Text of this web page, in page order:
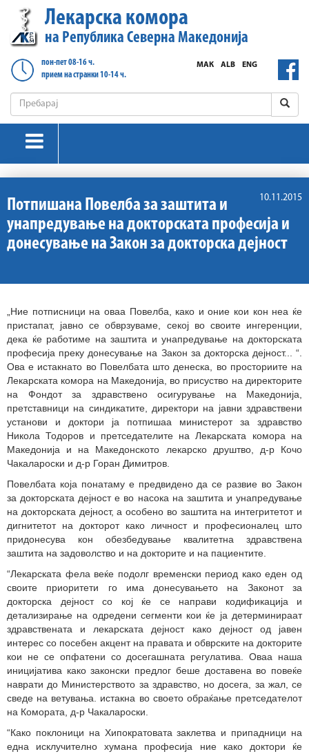
Лекарска комора
на Република Северна Македонија
пон-пет 08-16 ч.
прием на странки 10-14 ч.
ENG
ALB
МАК
10.11.2015
Потпишана Повелба за заштита и
унапредување на докторската професија и
донесување на Закон за докторска дејност
„Ние потписници на оваа Повелба, како и оние кои кон неа ќе
пристапат, јавно се обврзуваме, секој во своите ингеренции,
дека ќе работиме на заштита и унапредување на докторската
професија преку донесување на Закон за докторска дејност... “.
Ова е истакнато во Повелбата што денеска, во просториите на
Лекарската комора на Македонија, во присуство на директорите
на Фондот за здравствено осигурување на Македонија,
претставници на синдикатите, директори на јавни здравствени
установи и доктори ја потпишаа министерот за здравство
Никола Тодоров и претседателите на Лекарската комора на
Македонија и на Македонското лекарско друштво, д-р Кочо
Чакалароски и д-р Горан Димитров.
Повелбата која понатаму е предвидено да се развие во Закон
за докторската дејност е во насока на заштита и унапредување
на докторската дејност, а особено во заштита на интегритетот и
дигнитетот на докторот како личност и професионалец што
придонесува кон обезбедување квалитетна здравствена
заштита на задоволство и на докторите и на пациентите.
“Лекарската фела веќе подолг временски период како еден од
своите приоритети го има донесувањето на Законот за
докторска дејност со кој ќе се направи кодификација и
детализирање на одредени сегменти кои ќе ја детерминираат
здравствената и лекарската дејност како дејност од јавен
интерес со посебен акцент на правата и обврските на докторите
кои не се опфатени со досегашната регулатива. Оваа наша
иницијатива како законски предлог беше доставена во повеќе
наврати до Министерството за здравство, но досега, за жал, се
сведе на ветувањa. истакна во своето обраќање претседателот
на Комората, д-р Чакалароски.
“Како поклоници на Хипократовата заклетва и припадници на
една исклучително хумана професија ние како доктори ќе